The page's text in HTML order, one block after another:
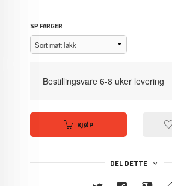
SP FARGER
Bestillingsvare 6-8 uker levering
KJØP
DEL DETTE